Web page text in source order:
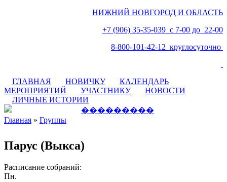
НИЖНИЙ НОВГОРОД И ОБЛАСТЬ
+7 (906) 35-35-039 с 7-00 до 22-00
8-800-101-42-12 круглосуточно
ГЛАВНАЯ НОВИЧКУ
КАЛЕНДАРЬ
МЕРОПРИЯТИЙ
УЧАСТНИКУ
НОВОСТИ
ЛИЧНЫЕ ИСТОРИИ
Главная » Группы
Парус (Выкса)
Расписание собраний:
Пн.